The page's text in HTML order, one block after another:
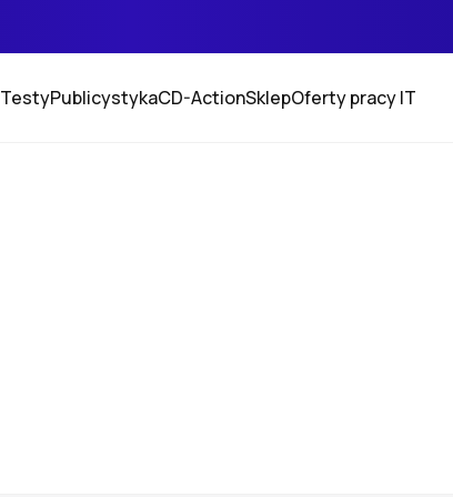
TestyPublicystykaCD-ActionSklepOferty pracy IT